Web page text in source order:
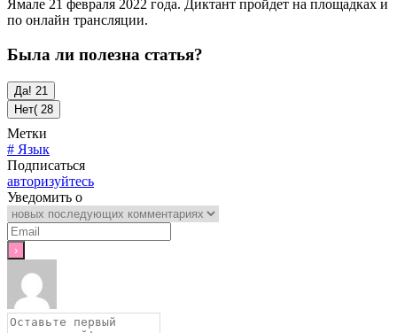
Ямале 21 февраля 2022 года. Диктант пройдет на площадках и
по онлайн трансляции.
Была ли полезна статья?
Да! 21
Нет( 28
Метки
# Язык
Подписаться
авторизуйтесь
Уведомить о